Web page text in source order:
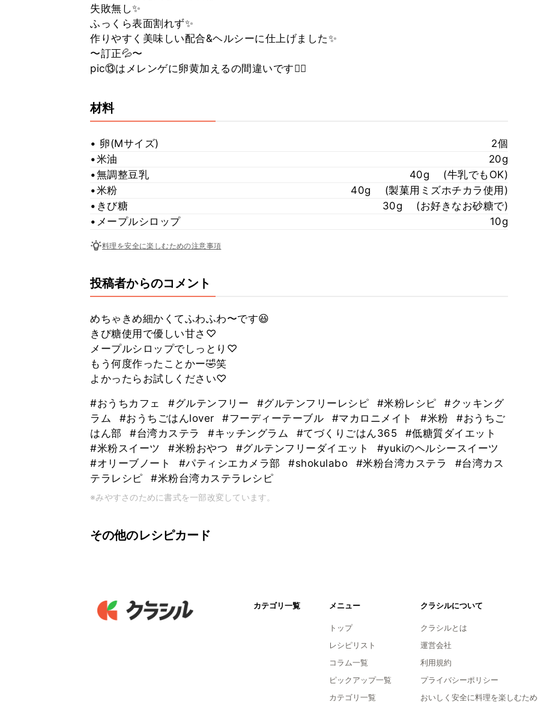
失敗無し✨
ふっくら表面割れず✨
作りやすく美味しい配合&ヘルシーに仕上げました✨
〜訂正💦〜
pic⑬はメレンゲに卵黄加えるの間違いです🙇‍♀️
材料
• 卵(Mサイズ)
2個
•米油
20g
•無調整豆乳
40g (牛乳でもOK)
•米粉
40g (製菓用ミズホチカラ使用)
•きび糖
30g (お好きなお砂糖で)
•メープルシロップ
10g
料理を安全に楽しむための注意事項
投稿者からのコメント
めちゃきめ細かくてふわふわ〜です😆
きび糖使用で優しい甘さ♡
メープルシロップでしっとり♡
もう何度作ったことかー🤣笑
よかったらお試しください♡
#おうちカフェ #グルテンフリー #グルテンフリーレシピ #米粉レシピ
#クッキング
ラム
#おうちごはんlover #フーディーテーブル #マカロニメイト #米粉
#おうちご
はん部
#台湾カステラ #キッチングラム #てづくりごはん365
#低糖質ダイエット
#米粉スイーツ
#米粉おやつ #グルテンフリーダイエット
#yukiのヘルシースイーツ
#オリーブノート
#パティシエカメラ部 #shokulabo #米粉台湾カステラ
#台湾カス
テラレシピ
#米粉台湾カステラレシピ
※みやすさのために書式を一部改変しています。
その他のレシピカード
カテゴリ一覧 メニュー
トップ
レシピリスト
コラム一覧
ピックアップ一覧
カテゴリ一覧
クラシルについて
クラシルとは
運営会社
利用規約
プライバシーポリシー
おいしく安全に料理を楽しむため